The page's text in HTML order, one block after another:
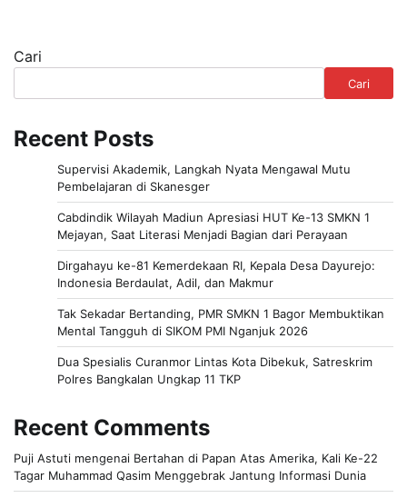
Cari
Cari
Recent Posts
Supervisi Akademik, Langkah Nyata Mengawal Mutu
Pembelajaran di Skanesger
Cabdindik Wilayah Madiun Apresiasi HUT Ke-13 SMKN 1
Mejayan, Saat Literasi Menjadi Bagian dari Perayaan
Dirgahayu ke-81 Kemerdekaan RI, Kepala Desa Dayurejo:
Indonesia Berdaulat, Adil, dan Makmur
Tak Sekadar Bertanding, PMR SMKN 1 Bagor Membuktikan
Mental Tangguh di SIKOM PMI Nganjuk 2026
Dua Spesialis Curanmor Lintas Kota Dibekuk, Satreskrim
Polres Bangkalan Ungkap 11 TKP
Recent Comments
Puji Astuti mengenai Bertahan di Papan Atas Amerika, Kali Ke-22
Tagar Muhammad Qasim Menggebrak Jantung Informasi Dunia